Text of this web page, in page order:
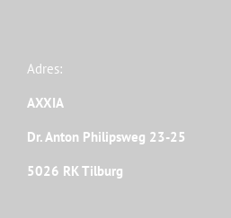
Adres:
AXXIA
Dr. Anton Philipsweg 23-25
5026 RK Tilburg